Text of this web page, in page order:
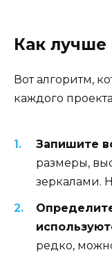
Как лучше
Вот алгоритм,
каждого
Запишите
размеры,
зеркалами.
редко,